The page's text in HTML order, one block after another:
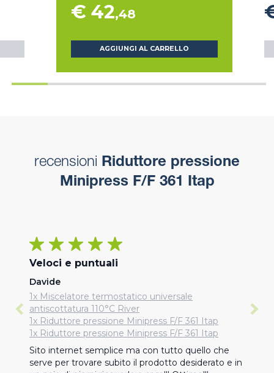
€ 42,48
AGGIUNGI AL CARRELLO
recensioni Riduttore pressione
Minipress F/F 361 Itap
Veloci e puntuali
Davide
1x Miscelatore termostatico universale
antiscottatura 110°C River
1x Riduttore pressione Minipress F/F 361 Itap
1x Riduttore pressione Minipress F/F 361 Itap
Sito internet semplice ma con tutto quello che
serve per trovare subito il prodotto desiderato e in